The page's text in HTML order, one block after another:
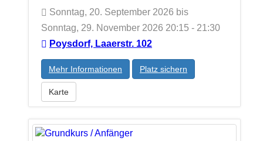
Sonntag, 20. September 2026 bis
Sonntag, 29. November 2026 20:15 - 21:30
Poysdorf, Laaerstr. 102
Mehr Informationen Platz sichern
Karte